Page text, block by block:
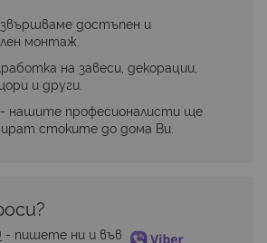
достъпен и
монтаж.
на завеси, декорации,
и други.
- нашите професионалисти ще
стоките до дома Ви.
- пишете ни и във